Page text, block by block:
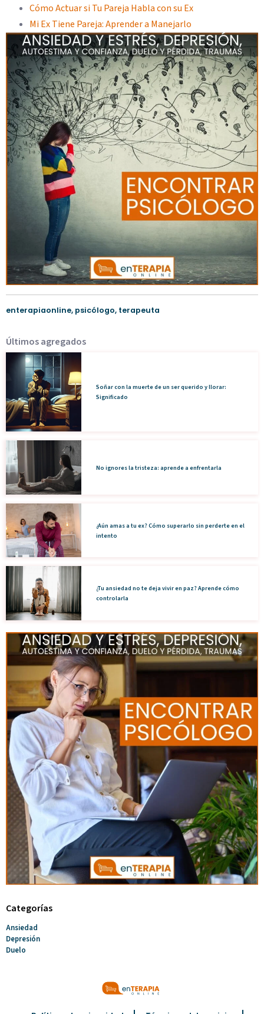
Cómo Actuar si Tu Pareja Habla con su Ex
Mi Ex Tiene Pareja: Aprender a Manejarlo
enterapiaonline, psicólogo, terapeuta
Últimos agregados
Soñar con la muerte de un ser querido y llorar:
Significado
No ignores la tristeza: aprende a enfrentarla
¿Aún amas a tu ex? Cómo superarlo sin perderte en el
intento
¿Tu ansiedad no te deja vivir en paz? Aprende cómo
controlarla
Categorías
Ansiedad
Depresión
Duelo